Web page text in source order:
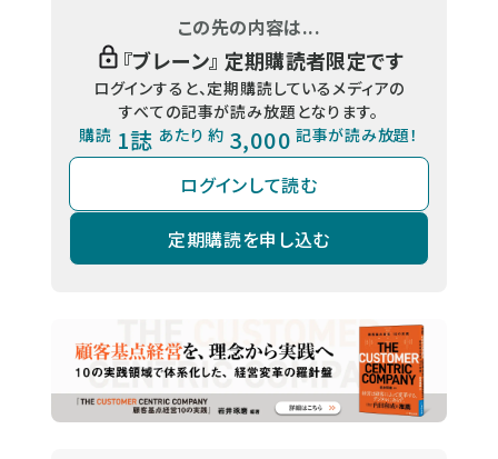
この先の内容は...
『ブレーン』 定期購読者限定です
ログインすると、定期購読しているメディアの
すべての記事が読み放題となります。
購読 1誌 あたり 約 3,000 記事が読み放題！
ログインして読む
定期購読を申し込む